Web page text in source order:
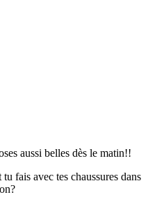
aussi belles dès le matin!!
fais avec tes chaussures dans